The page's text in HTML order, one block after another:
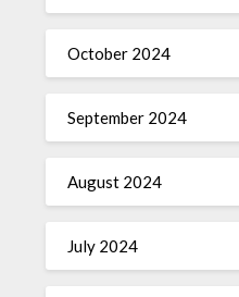
October 2024
September 2024
August 2024
July 2024